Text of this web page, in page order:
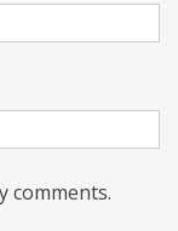
comments.